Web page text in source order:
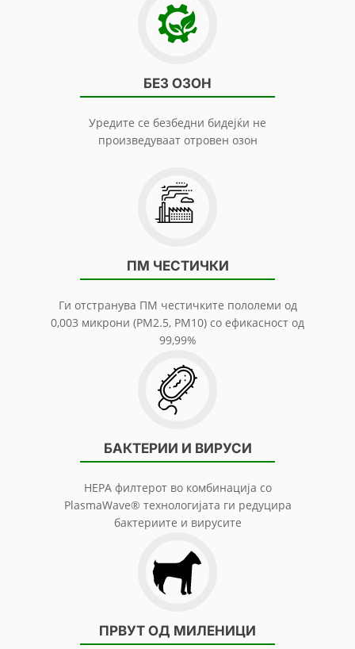
БЕЗ ОЗОН
Уредите се безбедни бидејќи не
произведуваат отровен озон
ПМ ЧЕСТИЧКИ
Ги отстранува ПМ честичките пололеми од
0,003 микрони (PM2.5, PM10) со ефикасност од
99,99%
БАКТЕРИИ И ВИРУСИ
HEPA филтерот во комбинација со
PlasmaWave® технологијата ги редуцира
бактериите и вирусите
ПРВУТ ОД МИЛЕНИЦИ